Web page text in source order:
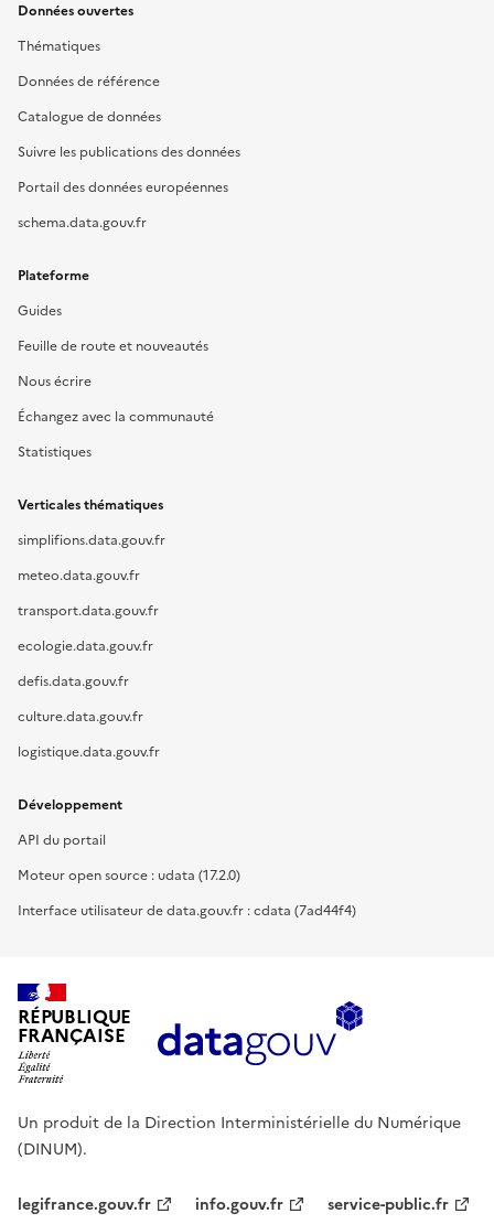
Données ouvertes
Thématiques
Données de référence
Catalogue de données
Suivre les publications des données
Portail des données européennes
schema.data.gouv.fr
Plateforme
Guides
Feuille de route et nouveautés
Nous écrire
Échangez avec la communauté
Statistiques
Verticales thématiques
simplifions.data.gouv.fr
meteo.data.gouv.fr
transport.data.gouv.fr
ecologie.data.gouv.fr
defis.data.gouv.fr
culture.data.gouv.fr
logistique.data.gouv.fr
Développement
API du portail
Moteur open source : udata (17.2.0)
Interface utilisateur de data.gouv.fr : cdata (7ad44f4)
RÉPUBLIQUE
FRANÇAISE
Un produit de la Direction Interministérielle du Numérique
(DINUM).
legifrance.gouv.fr info.gouv.fr service-public.fr